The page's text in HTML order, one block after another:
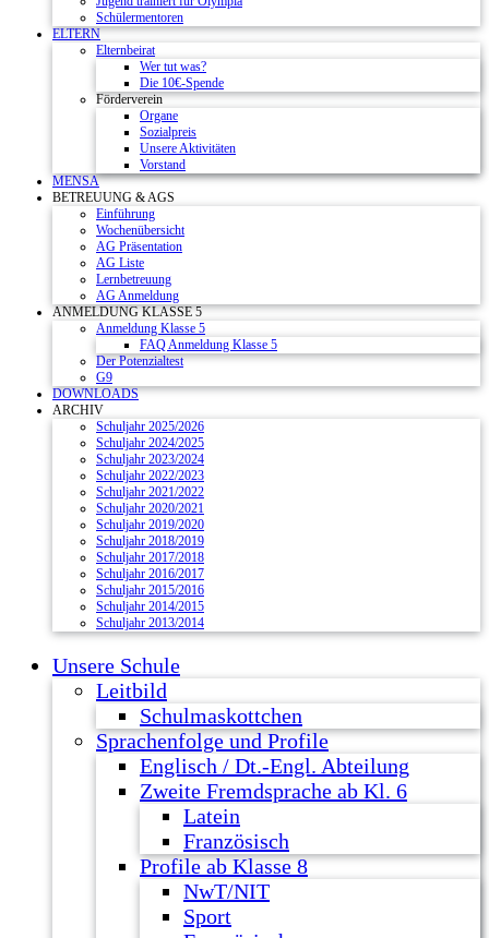
Schülermentoren
ELTERN
Elternbeirat
Wer tut was?
Die 10€-Spende
Förderverein
Organe
Sozialpreis
Unsere Aktivitäten
Vorstand
MENSA
BETREUUNG & AGS
Einführung
Wochenübersicht
AG Präsentation
AG Liste
Lernbetreuung
AG Anmeldung
ANMELDUNG KLASSE 5
Anmeldung Klasse 5
FAQ Anmeldung Klasse 5
Der Potenzialtest
G9
DOWNLOADS
ARCHIV
Schuljahr 2025/2026
Schuljahr 2024/2025
Schuljahr 2023/2024
Schuljahr 2022/2023
Schuljahr 2021/2022
Schuljahr 2020/2021
Schuljahr 2019/2020
Schuljahr 2018/2019
Schuljahr 2017/2018
Schuljahr 2016/2017
Schuljahr 2015/2016
Schuljahr 2014/2015
Schuljahr 2013/2014
Unsere Schule
Leitbild
Schulmaskottchen
Sprachenfolge und Profile
Englisch / Dt.-Engl. Abteilung
Zweite Fremdsprache ab Kl. 6
Latein
Französisch
Profile ab Klasse 8
NwT/NIT
Sport